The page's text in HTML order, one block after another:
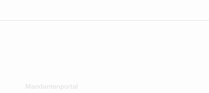
Mandantenportal